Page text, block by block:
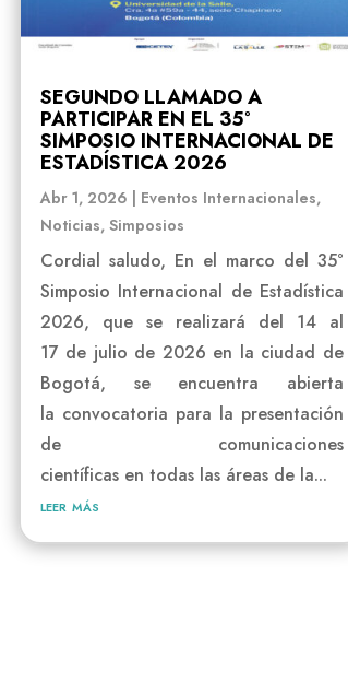
SEGUNDO LLAMADO A
PARTICIPAR EN EL 35°
SIMPOSIO INTERNACIONAL DE
ESTADÍSTICA 2026
Abr 1, 2026 Eventos Internacionales,
Noticias, Simposios
Cordial saludo, En el marco del 35°
Simposio Internacional de Estadística
2026, que se realizará del 14 al
17 de julio de 2026 en la ciudad de
Bogotá, se encuentra abierta
la convocatoria para la presentación
de comunicaciones
científicas en todas las áreas de la...
leer más